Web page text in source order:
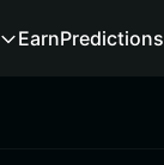
EarnPredictions